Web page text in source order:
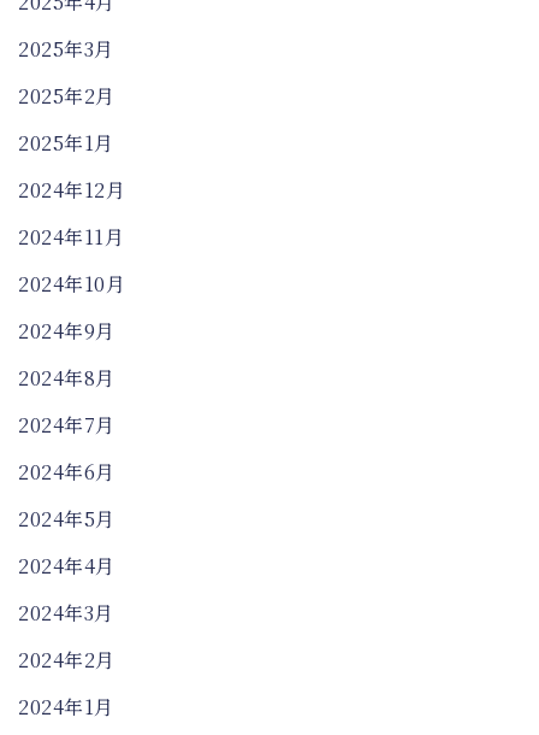
2025年3月
2025年2月
2025年1月
2024年12月
2024年11月
2024年10月
2024年9月
2024年8月
2024年7月
2024年6月
2024年5月
2024年4月
2024年3月
2024年2月
2024年1月